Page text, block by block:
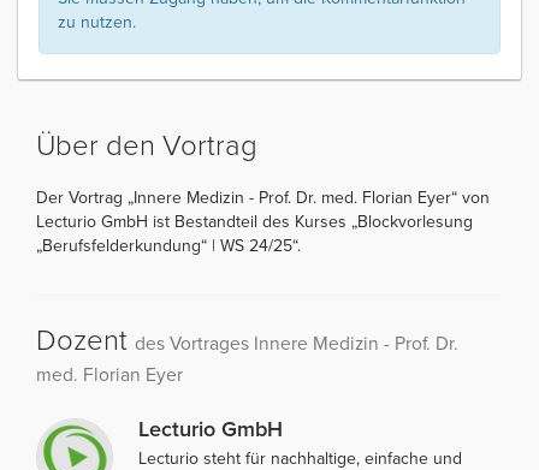
zu nutzen.
Über den Vortrag
Der Vortrag „Innere Medizin - Prof. Dr. med. Florian Eyer“ von
Lecturio GmbH ist Bestandteil des Kurses „Blockvorlesung
„Berufsfelderkundung“ | WS 24/25“.
Dozent des Vortrages Innere Medizin - Prof. Dr.
med. Florian Eyer
Lecturio GmbH
Lecturio steht für nachhaltige, einfache und